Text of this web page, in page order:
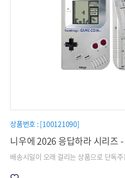
상품번호 : [100121090]
니우에 2026 응답하라 시리즈 -
배송시일이 오래 걸리는 상품으로 단독